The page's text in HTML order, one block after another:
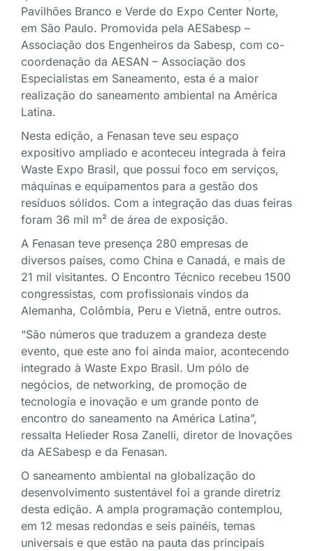
Pavilhões Branco e Verde do Expo Center Norte,
em São Paulo. Promovida pela AESabesp –
Associação dos Engenheiros da Sabesp, com co-
coordenação da AESAN – Associação dos
Especialistas em Saneamento, esta é a maior
realização do saneamento ambiental na América
Latina.
Nesta edição, a Fenasan teve seu espaço
expositivo ampliado e aconteceu integrada à feira
Waste Expo Brasil, que possui foco em serviços,
máquinas e equipamentos para a gestão dos
resíduos sólidos. Com a integração das duas feiras
foram 36 mil m² de área de exposição.
A Fenasan teve presença 280 empresas de
diversos países, como China e Canadá, e mais de
21 mil visitantes. O Encontro Técnico recebeu 1500
congressistas, com profissionais vindos da
Alemanha, Colômbia, Peru e Vietnã, entre outros.
“São números que traduzem a grandeza deste
evento, que este ano foi ainda maior, acontecendo
integrado à Waste Expo Brasil. Um pólo de
negócios, de networking, de promoção de
tecnologia e inovação e um grande ponto de
encontro do saneamento na América Latina”,
ressalta Helieder Rosa Zanelli, diretor de Inovações
da AESabesp e da Fenasan.
O saneamento ambiental na globalização do
desenvolvimento sustentável foi a grande diretriz
desta edição. A ampla programação contemplou,
em 12 mesas redondas e seis painéis, temas
universais e que estão na pauta das principais